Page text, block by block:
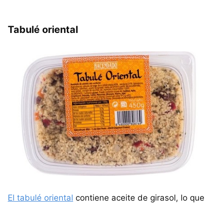
Tabulé oriental
El tabulé oriental contiene aceite de girasol, lo que